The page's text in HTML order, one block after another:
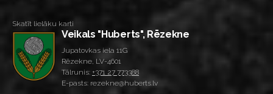
Skatīt lielāku karti
Veikals "Huberts", Rēzekne
Jupatovkas iela 11G
Rēzekne, LV-4601
Tālrunis: +371 27 773388
E-pasts: rezekne@huberts.lv